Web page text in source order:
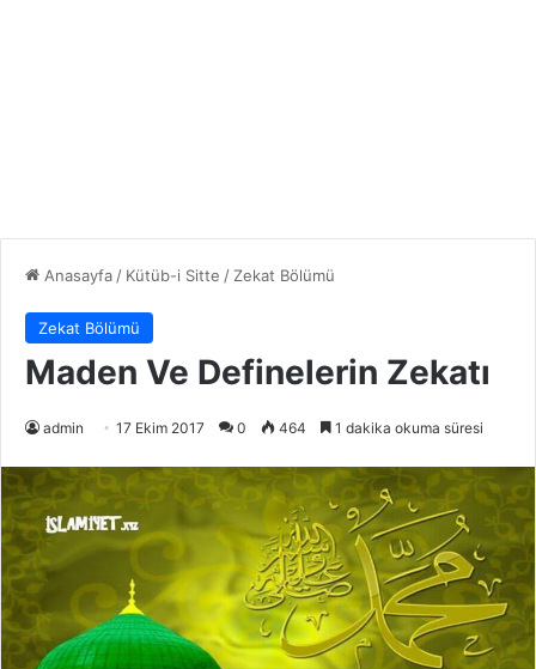
Anasayfa/ Kütüb-i Sitte /Zekat Bölümü
Zekat Bölümü
Maden Ve Definelerin Zekatı
admin 17 Ekim 2017 0 464 1 dakika okuma süresi